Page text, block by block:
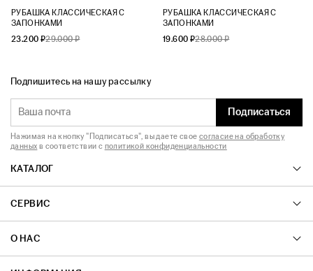
РУБАШКА КЛАССИЧЕСКАЯ С
ЗАПОНКАМИ
23.200 ₽29.000 ₽
РУБАШКА КЛАССИЧЕСКАЯ С
ЗАПОНКАМИ
19.600 ₽28.000 ₽
КАТАЛОГ
СЕРВИС
О НАС
Подпишитесь на нашу рассылку
Подписаться
Нажимая на кнопку "Подписаться", вы даете свое согласие на обработку
данных в соответствии с политикой конфиденциальности